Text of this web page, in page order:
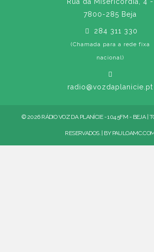
Rua da Misericórdia, 4 -
7800-285 Beja
284 311 330
(Chamada para a rede fixa
nacional)
radio@vozdaplanicie.pt
© 2026 RÁDIO VOZ DA PLANÍCIE - 104.5FM - BEJA |
RESERVADOS. | BY